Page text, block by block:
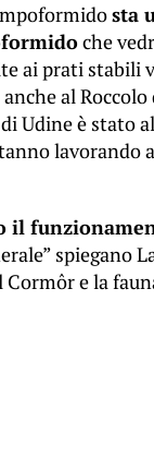
sta
che
ai prati stabili
al
Udine è stato
lavorando
il
spiegano
e la